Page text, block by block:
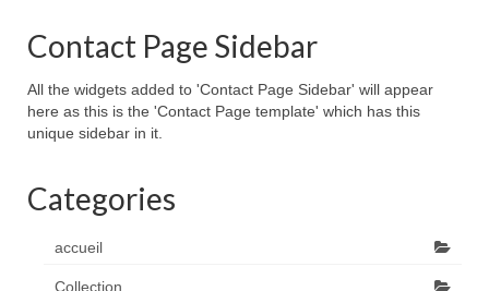
Contact Page Sidebar
All the widgets added to 'Contact Page Sidebar' will appear
here as this is the 'Contact Page template' which has this
unique sidebar in it.
Categories
accueil
Collection